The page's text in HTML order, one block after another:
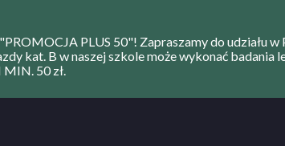
PLUS 50"! Zapraszamy do udziału
kat. B w naszej szkole może wykonać
50 zł.